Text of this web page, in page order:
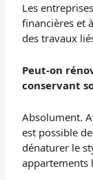
Les
financières et
des travaux
Peut-on
conservant
Absolument.
est possible
dénaturer le
appartements